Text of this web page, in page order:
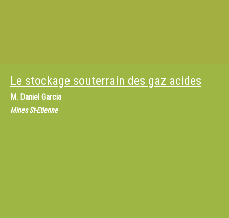
Le stockage souterrain des gaz acides
M. Daniel Garcia
Mines St-Etienne